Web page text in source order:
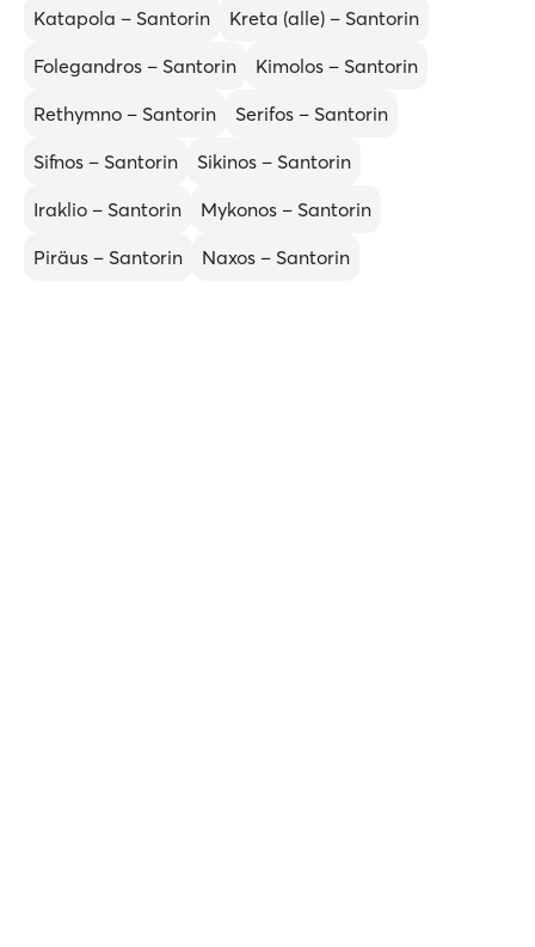
Katapola – Santorin
Kreta (alle) – Santorin
Folegandros – Santorin
Kimolos – Santorin
Rethymno – Santorin
Serifos – Santorin
Sifnos – Santorin
Sikinos – Santorin
Iraklio – Santorin
Mykonos – Santorin
Piräus – Santorin
Naxos – Santorin